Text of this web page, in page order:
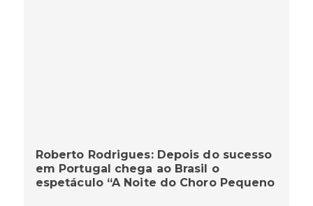
Roberto Rodrigues: Depois do sucesso
em Portugal chega ao Brasil o
espetáculo “A Noite do Choro Pequeno